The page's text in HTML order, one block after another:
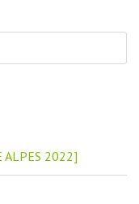
ALPES 2022]